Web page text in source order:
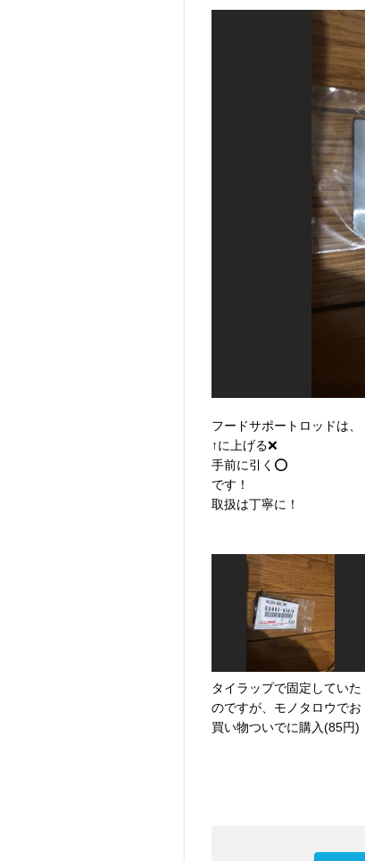
フードサポートロッドは、
↑に上げる❌
手前に引く⭕️
です！
取扱は丁寧に！
タイラップで固定していた
のですが、モノタロウでお
買い物ついでに購入(85円)